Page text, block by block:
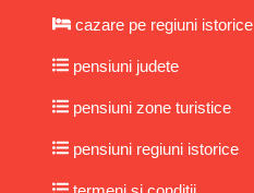
cazare pe regiuni istorice
pensiuni judete
pensiuni zone turistice
pensiuni regiuni istorice